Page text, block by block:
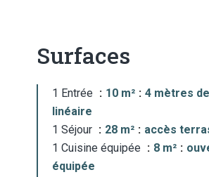
Surfaces
1 Entrée 10 m²
4 mètres
linéaire
1 Séjour
28 m²
accès
1 Cuisine équipée
8 m²
équipée